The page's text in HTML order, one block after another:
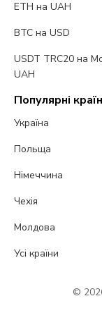
ETH на UAH
BTC на USD
USDT TRC20 на
UAH
Популярні
Україна
Польща
Німеччина
Чехія
Молдова
Усі країни
©